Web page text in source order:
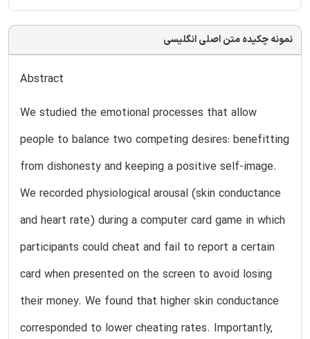
نمونه چکیده متن اصلی انگلیسی
Abstract
We studied the emotional processes that allow
people to balance two competing desires: benefitting
from dishonesty and keeping a positive self-image.
We recorded physiological arousal (skin conductance
and heart rate) during a computer card game in which
participants could cheat and fail to report a certain
card when presented on the screen to avoid losing
their money. We found that higher skin conductance
corresponded to lower cheating rates. Importantly,